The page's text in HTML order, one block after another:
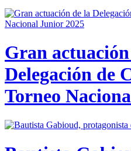
Gran
Delegación de
Torneo